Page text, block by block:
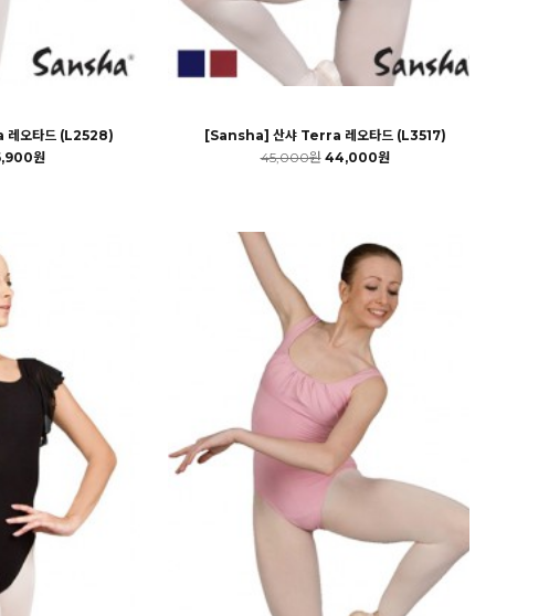
오타드 (L2528)
원
[Sansha] 산샤 Terra 레오타드 (L3517)
45,000원 44,000원